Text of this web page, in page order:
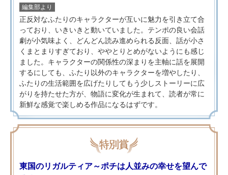
編集部より
正反対なふたりのキャラクターが互いに魅力を引き立て合
っており、いきいきと動いていました。テンポの良い会話
劇が小気味よく、どんどん読み進められる反面、話が小さ
くまとまりすぎており、ややとりとめがないようにも感じ
ました。キャラクターの関係性の深まりを主軸に話を展開
するにしても、ふたり以外のキャラクターを増やしたり、
ふたりの生活範囲を広げたりしてもう少しストーリーに広
がりを持たせた方が、物語に変化が生まれて、読者が常に
新鮮な感覚で楽しめる作品になるはずです。
東国のリガルティア～ポチは人並みの幸せを望んで